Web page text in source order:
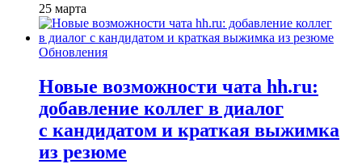
25 марта
Обновления
Новые возможности чата hh.ru:
добавление коллег в диалог
с кандидатом и краткая выжимка
из резюме